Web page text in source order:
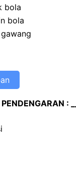
bola
bola
: